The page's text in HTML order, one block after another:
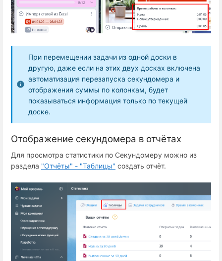
При перемещении задачи из одной доски в
другую, даже если на этих двух досках включена
автоматизация перезапуска секундомера и
отображения суммы по колонкам, будет
показываться информация только по текущей
доске.
Отображение секундомера в отчётах
Для просмотра статистики по Секундомеру можно из
раздела "Отчёты" - "Таблицы" создать отчёт.